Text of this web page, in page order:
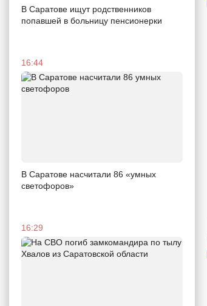
В Саратове ищут родственников
попавшей в больницу пенсионерки
16:44
В Саратове насчитали 86 «умных
светофоров»
16:29